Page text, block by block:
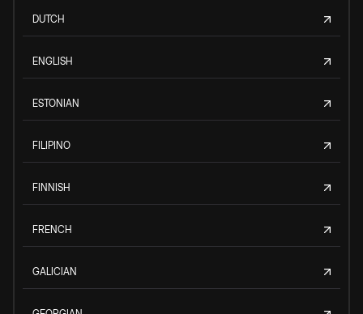
DUTCH
ENGLISH
ESTONIAN
FILIPINO
FINNISH
FRENCH
GALICIAN